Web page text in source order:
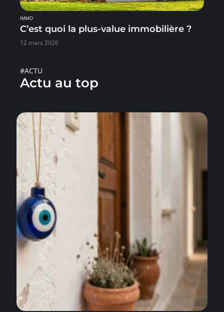
IMMO
C’est quoi la plus-value immobilière ?
12 mars 2026
#ACTU
Actu au top